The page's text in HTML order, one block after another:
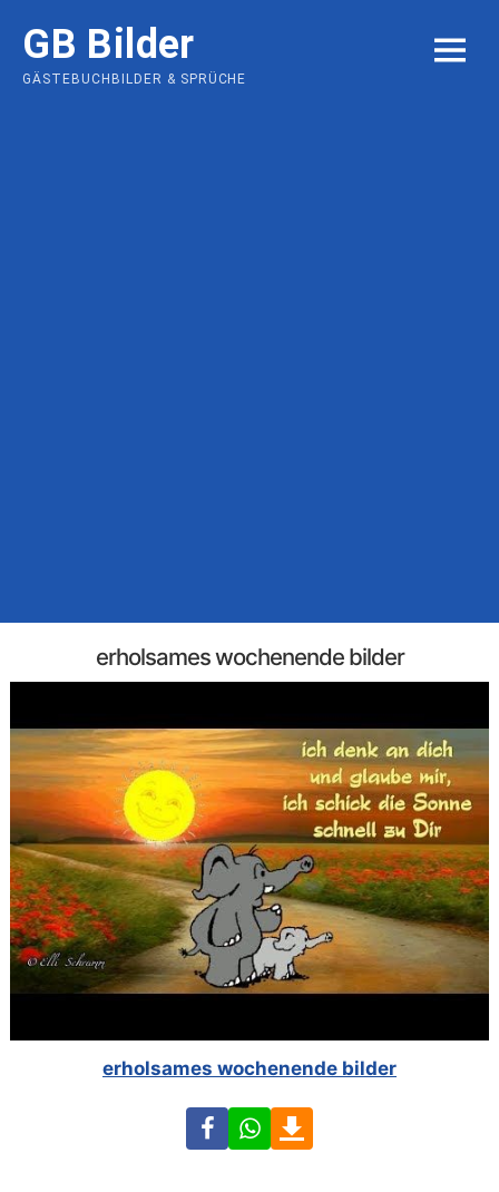
content
GB Bilder
GÄSTEBUCHBILDER & SPRÜCHE
MENU
erholsames wochenende bilder
erholsames wochenende bilder
FacebookWhatsApp